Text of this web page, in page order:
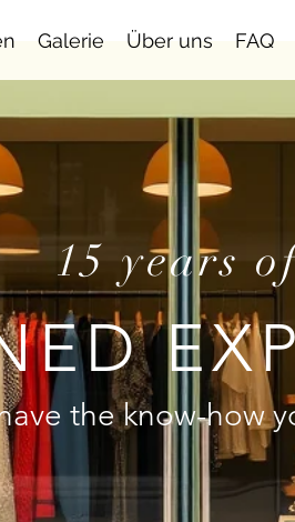
Galerie Über uns FAQ
15 years
the know-how